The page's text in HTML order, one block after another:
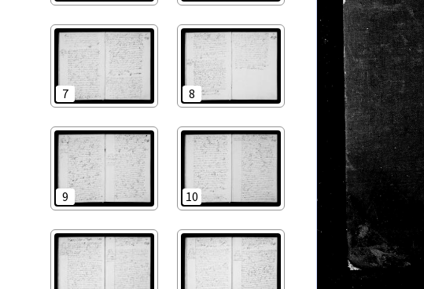
7 8
9 10